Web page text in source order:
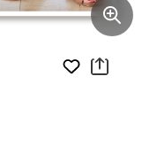
お気に入り